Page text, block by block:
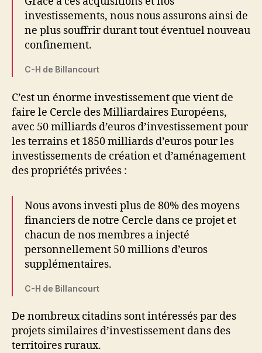
investissements, nous nous assurons ainsi de
ne plus souffrir durant tout éventuel nouveau
confinement.
C-H de Billancourt
C’est un énorme investissement que vient de
faire le Cercle des Milliardaires Européens,
avec 50 milliards d’euros d’investissement pour
les terrains et 1850 milliards d’euros pour les
investissements de création et d’aménagement
des propriétés privées :
Nous avons investi plus de 80% des moyens
financiers de notre Cercle dans ce projet et
chacun de nos membres a injecté
personnellement 50 millions d’euros
supplémentaires.
C-H de Billancourt
De nombreux citadins sont intéressés par des
projets similaires d’investissement dans des
territoires ruraux.